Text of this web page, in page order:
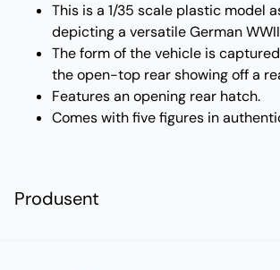
This is a 1/35 scale plastic model
depicting a versatile German
The form of the vehicle is
the open-top rear showing off a
Features an opening rear hatch.
Comes with five figures in
Produsent